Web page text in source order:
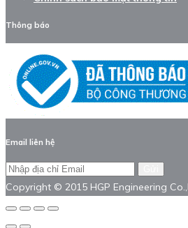
Thông báo
Email liên hệ
Copyright © 2015 HGP Engineering